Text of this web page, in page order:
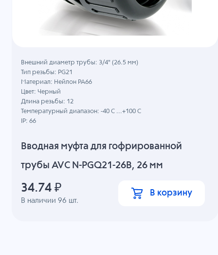
Вводная муфта для гофрированной
трубы AVC N-PGQ21-26B, 26 мм
В наличии96 шт.
Внешний диаметр трубы: 3/4" (26.5 мм)
Тип резьбы: PG21
Материал: Нейлон PA66
Цвет: Черный
Длина резьбы: 12
Температурный диапазон: -40 C ...+100 C
IP: 66
34.74 ₽ В корзину